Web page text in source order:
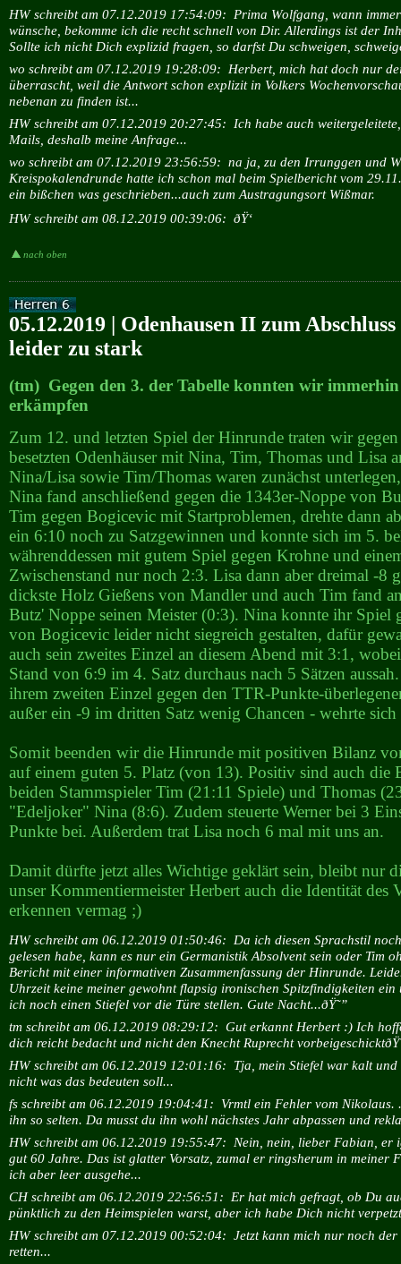
HW schreibt am 07.12.2019 17:54:09: Prima Wolfgang, wann
wünsche, bekomme ich die recht schnell von Dir. Allerdings ist der
Sollte ich nicht Dich explizid fragen, so darfst Du schweigen,
wo schreibt am 07.12.2019 19:28:09: Herbert, mich hat doch nur
überrascht, weil die Antwort schon explizit in Volkers
nebenan zu finden ist...
HW schreibt am 07.12.2019 20:27:45: Ich habe auch
Mails, deshalb meine Anfrage...
wo schreibt am 07.12.2019 23:56:59: na ja, zu den Irrunggen und
Kreispokalendrunde hatte ich schon mal beim Spielbericht vom
ein bißchen was geschrieben...auch zum Austragungsort Wißmar.
HW schreibt am 08.12.2019 00:39:06: ðŸ‘
nach oben
05.12.2019 | Odenhausen II zum
leider zu stark
(tm) Gegen den 3. der Tabelle konnten wir
erkämpfen
Zum 12. und letzten Spiel der Hinrunde traten wir
besetzten Odenhäuser mit Nina, Tim, Thomas und Lisa
Nina/Lisa sowie Tim/Thomas waren zunächst
Nina fand anschließend gegen die 1343er-Noppe von
Tim gegen Bogicevic mit Startproblemen, drehte dann
ein 6:10 noch zu Satzgewinnen und konnte sich im 5.
währenddessen mit gutem Spiel gegen Krohne und
Zwischenstand nur noch 2:3. Lisa dann aber dreimal -8
dickste Holz Gießens von Mandler und auch Tim fand
Butz' Noppe seinen Meister (0:3). Nina konnte ihr Spiel
von Bogicevic leider nicht siegreich gestalten, dafür
auch sein zweites Einzel an diesem Abend mit 3:1,
Stand von 6:9 im 4. Satz durchaus nach 5 Sätzen
ihrem zweiten Einzel gegen den TTR-Punkte-
außer ein -9 im dritten Satz wenig Chancen - wehrte sich
Somit beenden wir die Hinrunde mit positiven Bilanz
auf einem guten 5. Platz (von 13). Positiv sind auch die
beiden Stammspieler Tim (21:11 Spiele) und Thomas
"Edeljoker" Nina (8:6). Zudem steuerte Werner bei 3
Punkte bei. Außerdem trat Lisa noch 6 mal mit uns an.
Damit dürfte jetzt alles Wichtige geklärt sein, bleibt nur
unser Kommentiermeister Herbert auch die Identität des
erkennen vermag ;)
HW schreibt am 06.12.2019 01:50:46: Da ich diesen Sprachstil
gelesen habe, kann es nur ein Germanistik Absolvent sein oder Tim
Bericht mit einer informativen Zusammenfassung der Hinrunde.
Uhrzeit keine meiner gewohnt flapsig ironischen Spitzfindigkeiten ein
ich noch einen Stiefel vor die Türe stellen. Gute Nacht...ðŸ˜”
tm schreibt am 06.12.2019 08:29:12: Gut erkannt Herbert :) Ich
dich reicht bedacht und nicht den Knecht Ruprecht
HW schreibt am 06.12.2019 12:01:16: Tja, mein Stiefel war kalt
nicht was das bedeuten soll...
fs schreibt am 06.12.2019 19:04:41: Vrmtl ein Fehler vom Nikolaus.
ihn so selten. Da musst du ihn wohl nächstes Jahr abpassen und
HW schreibt am 06.12.2019 19:55:47: Nein, nein, lieber Fabian, er
gut 60 Jahre. Das ist glatter Vorsatz, zumal er ringsherum in meiner
ich aber leer ausgehe...
CH schreibt am 06.12.2019 22:56:51: Er hat mich gefragt, ob Du
pünktlich zu den Heimspielen warst, aber ich habe Dich nicht
HW schreibt am 07.12.2019 00:52:04: Jetzt kann mich nur noch der
retten...